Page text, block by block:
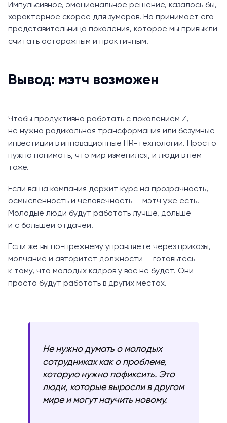
Импульсивное, эмоциональное решение, казалось бы,
характерное скорее для зумеров. Но принимает его
представительница поколения, которое мы привыкли
считать осторожным и практичным.
Вывод: мэтч возможен
Чтобы продуктивно работать с поколением Z,
не нужна радикальная трансформация или безумные
инвестиции в инновационные HR-технологии. Просто
нужно понимать, что мир изменился, и люди в нём
тоже.
Если ваша компания держит курс на прозрачность,
осмысленность и человечность — мэтч уже есть.
Молодые люди будут работать лучше, дольше
и с большей отдачей.
Если же вы по-прежнему управляете через приказы,
молчание и авторитет должности — готовьтесь
к тому, что молодых кадров у вас не будет. Они
просто будут работать в других местах.
Не нужно думать о молодых
сотрудниках как о проблеме,
которую нужно пофиксить. Это
люди, которые выросли в другом
мире и могут научить новому.